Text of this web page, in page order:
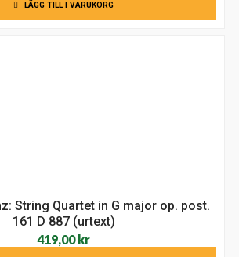
LÄGG TILL I VARUKORG
String Quartet in G major op. post.
161 D 887 (urtext)
419,00kr